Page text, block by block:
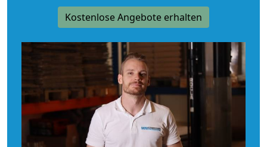
Kostenlose Angebote erhalten